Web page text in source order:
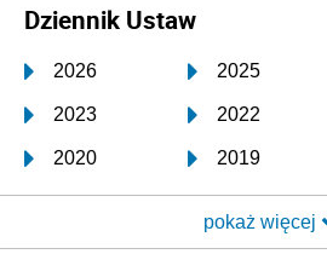
Dziennik Ustaw
2026 2025
2023 2022
2020 2019
2017 2016
2014 2013
pokaż więcej